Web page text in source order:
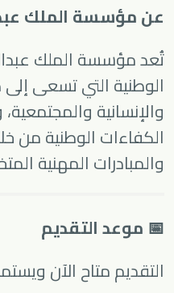
عن مؤسسة الملك
تُعد مؤسسة الملك
الوطنية التي تسعى إلى
والإنسانية
الكفاءات الوطنية من
والمبادرات المهنية
📅 موعد التقديم
التقديم متاح الآن